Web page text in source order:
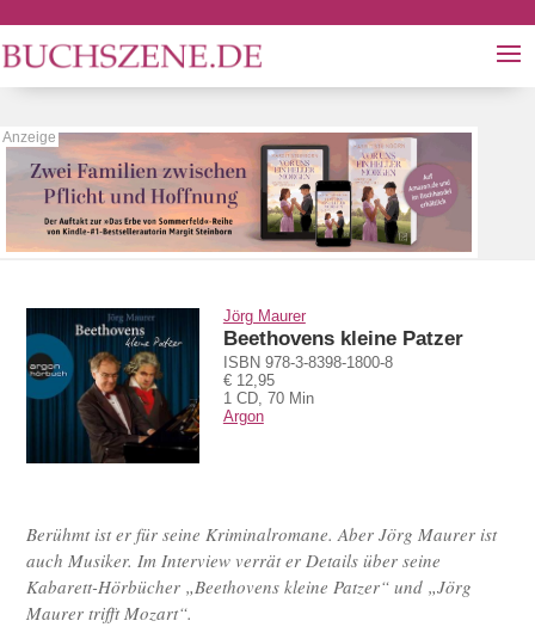
Jörg Maurer
Beethovens kleine Patzer
ISBN 978-3-8398-1800-8
€ 12,95
1 CD, 70 Min
Argon
Berühmt ist er für seine Kriminalromane. Aber Jörg Maurer ist
auch Musiker. Im Interview verrät er Details über seine
Kabarett-Hörbücher „Beethovens kleine Patzer“ und „Jörg
Maurer trifft Mozart“.